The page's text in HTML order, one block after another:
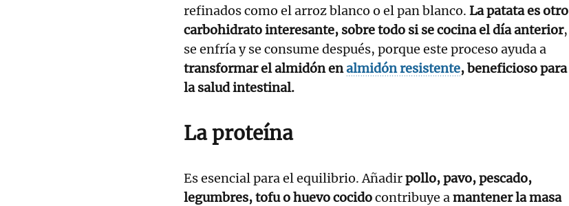
refinados como el arroz blanco o el pan blanco. La patata es otro
carbohidrato interesante, sobre todo si se cocina el día anterior,
se enfría y se consume después, porque este proceso ayuda a
transformar el almidón enalmidón resistente, beneficioso para
la salud intestinal.
La proteína
Es esencial para el equilibrio. Añadirpollo, pavo, pescado,
legumbres, tofu o huevo cocidocontribuye amantener la masa